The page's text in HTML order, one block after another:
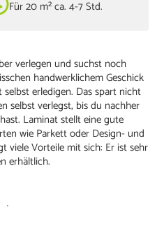
Für 20 m² ca. 4-7 Std.
verlegen und suchst noch
handwerklichem Geschick
erledigen. Das spart nicht
selbst verlegst, bis du nachher
Laminat stellt eine gute
wie Parkett oder Design- und
viele Vorteile mit sich: Er ist sehr
erhältlich.